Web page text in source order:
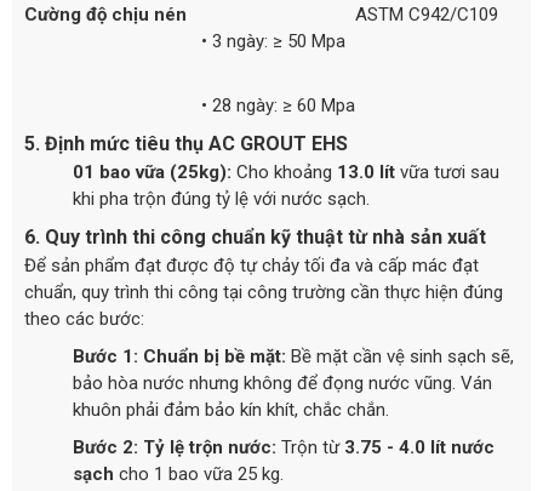
Cường độ chịu nén
• 3 ngày: ≥ 50 Mpa
• 28 ngày: ≥ 60 Mpa
ASTM C942/C109
5. Định mức tiêu thụ AC GROUT EHS
01 bao vữa (25kg): Cho khoảng 13.0 lít vữa tươi sau
khi pha trộn đúng tỷ lệ với nước sạch.
6. Quy trình thi công chuẩn kỹ thuật từ nhà sản xuất
Để sản phẩm đạt được độ tự chảy tối đa và cấp mác đạt
chuẩn, quy trình thi công tại công trường cần thực hiện đúng
theo các bước:
Bước 1: Chuẩn bị bề mặt: Bề mặt cần vệ sinh sạch sẽ,
bảo hòa nước nhưng không để đọng nước vũng. Ván
khuôn phải đảm bảo kín khít, chắc chắn.
Bước 2: Tỷ lệ trộn nước: Trộn từ 3.75 - 4.0 lít nước
sạch cho 1 bao vữa 25 kg.